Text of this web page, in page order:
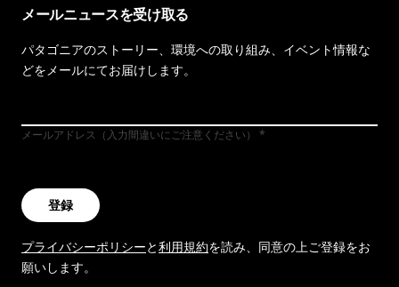
メールニュースを受け取る
パタゴニアのストーリー、環境への取り組み、イベント情報な
どをメールにてお届けします。
メールアドレス（入力間違いにご注意ください）
登録
プライバシーポリシーと利用規約を読み、同意の上ご登録をお
願いします。